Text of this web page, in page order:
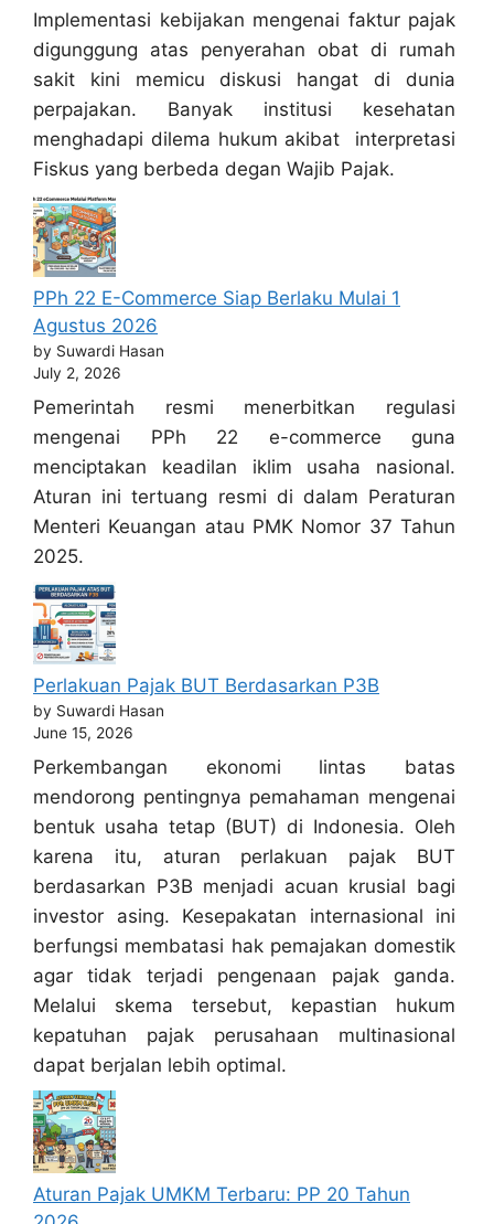
Implementasi kebijakan mengenai faktur pajak
digunggung atas penyerahan obat di rumah
sakit kini memicu diskusi hangat di dunia
perpajakan. Banyak institusi kesehatan
menghadapi dilema hukum akibat interpretasi
Fiskus yang berbeda degan Wajib Pajak.
PPh 22 E-Commerce Siap Berlaku Mulai 1
Agustus 2026
by Suwardi Hasan
July 2, 2026
Pemerintah resmi menerbitkan regulasi
mengenai PPh 22 e-commerce guna
menciptakan keadilan iklim usaha nasional.
Aturan ini tertuang resmi di dalam Peraturan
Menteri Keuangan atau PMK Nomor 37 Tahun
2025.
Perlakuan Pajak BUT Berdasarkan P3B
by Suwardi Hasan
June 15, 2026
Perkembangan ekonomi lintas batas
mendorong pentingnya pemahaman mengenai
bentuk usaha tetap (BUT) di Indonesia. Oleh
karena itu, aturan perlakuan pajak BUT
berdasarkan P3B menjadi acuan krusial bagi
investor asing. Kesepakatan internasional ini
berfungsi membatasi hak pemajakan domestik
agar tidak terjadi pengenaan pajak ganda.
Melalui skema tersebut, kepastian hukum
kepatuhan pajak perusahaan multinasional
dapat berjalan lebih optimal.
Aturan Pajak UMKM Terbaru: PP 20 Tahun